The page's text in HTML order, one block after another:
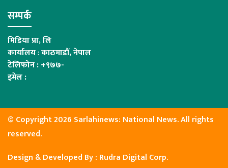
सम्पर्क
मिडिया प्रा, लि
कार्यालय:काठमाडौं, नेपाल
टेलिफोन : +९७७-
इमेल :
© Copyright 2026 Sarlahinews: National News. All rights
reserved.
Design & Developed By : Rudra Digital Corp.